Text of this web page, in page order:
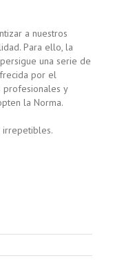
a nuestros
Para ello, la
una serie de
por el
profesionales y
la Norma.
irrepetibles.